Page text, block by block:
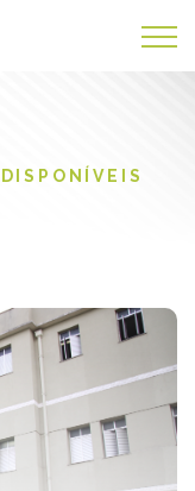
DISPONÍVEIS